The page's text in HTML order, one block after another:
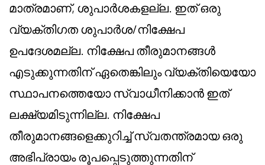
മാത്രമാണ്, ശുപാർശകളല്ല. ഇത് ഒരു
വ്യക്തിഗത ശുപാർശ/നിക്ഷേപ
ഉപദേശമല്ല. നിക്ഷേപ തീരുമാനങ്ങൾ
എടുക്കുന്നതിന് ഏതെങ്കിലും വ്യക്തിയെയോ
സ്ഥാപനത്തെയോ സ്വാധീനിക്കാൻ ഇത്
ലക്ഷ്യമിടുന്നില്ല. നിക്ഷേപ
തീരുമാനങ്ങളെക്കുറിച്ച് സ്വതന്ത്രമായ ഒരു
അഭിപ്രായം രൂപപ്പെടുത്തുന്നതിന്